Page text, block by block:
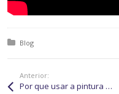
Posted in:
Blog
Anterior:
Por que usar a pintura eletrostática em perfil de alumínio?